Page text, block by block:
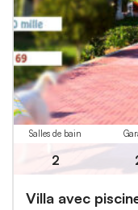
Salles de bain
2
Villa avec